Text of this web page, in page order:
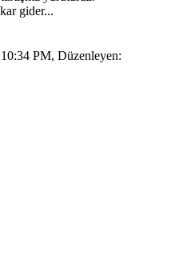
gider...
PM, Düzenleyen: